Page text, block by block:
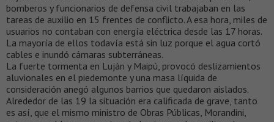
bomberos y funcionarios de defensa civil trabajaban en las
tareas de auxilio en 15 frentes de conflicto. A esa hora, miles de
usuarios no contaban con energía eléctrica desde las 17 horas.
La mayoría de ellos todavía está sin luz porque el agua cortó
cables e inundó cámaras subterráneas.
La fuerte tormenta en Luján y Maipú, provocó deslizamientos
aluvionales en el piedemonte y una masa líquida de
consideración anegó algunos barrios que quedaron aislados.
Alrededor de las 19 la situación era calificada de grave, tanto
es así, que el mismo ministro de Obras Públicas, Morandini,